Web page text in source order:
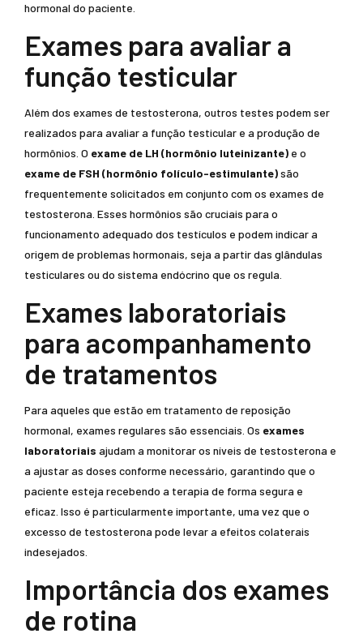
hormonal do paciente.
Exames para avaliar a
função testicular
Além dos exames de testosterona, outros testes podem ser
realizados para avaliar a função testicular e a produção de
hormônios. O exame de LH (hormônio luteinizante) e o
exame de FSH (hormônio folículo-estimulante)são
frequentemente solicitados em conjunto com os exames de
testosterona. Esses hormônios são cruciais para o
funcionamento adequado dos testículos e podem indicar a
origem de problemas hormonais, seja a partir das glândulas
testiculares ou do sistema endócrino que os regula.
Exames laboratoriais
para acompanhamento
de tratamentos
Para aqueles que estão em tratamento de reposição
hormonal, exames regulares são essenciais. Os exames
laboratoriais ajudam a monitorar os níveis de testosterona e
a ajustar as doses conforme necessário, garantindo que o
paciente esteja recebendo a terapia de forma segura e
eficaz. Isso é particularmente importante, uma vez que o
excesso de testosterona pode levar a efeitos colaterais
indesejados.
Importância dos exames
de rotina